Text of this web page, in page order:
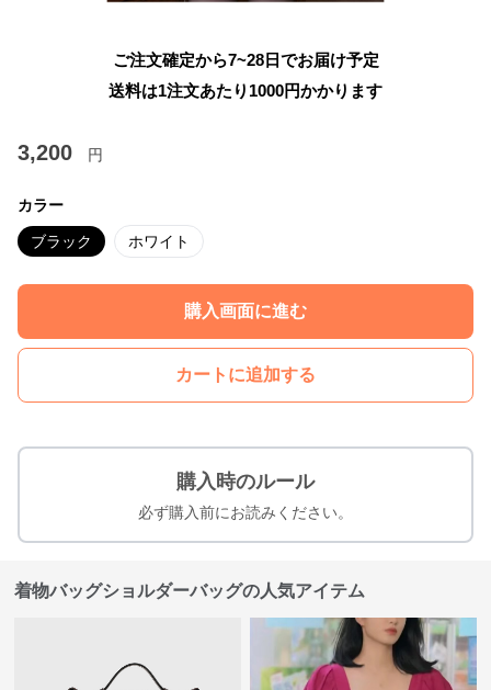
ご注文確定から7~28日でお届け予定
送料は1注文あたり 1000円かかります
3,200 円
カラー
ブラック ホワイト
購入画面に進む
カートに追加する
購入時のルール
必ず購入前にお読みください。
着物バッグショルダーバッグの人気アイテム